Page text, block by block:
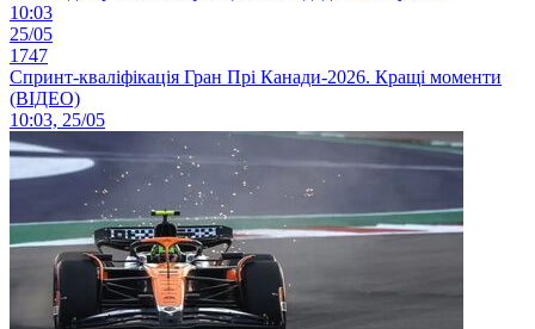
10:03
25/05
1747
Спринт-кваліфікація Гран Прі Канади-2026. Кращі моменти
(ВІДЕО)
10:03, 25/05